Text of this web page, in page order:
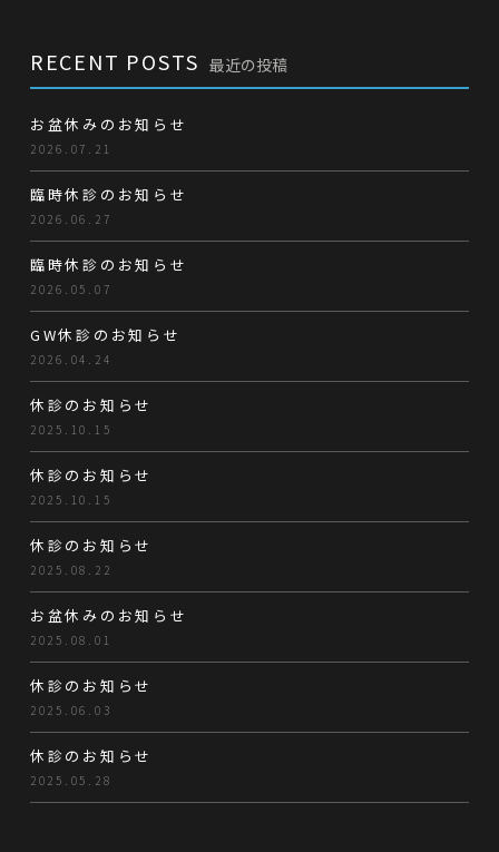
RECENT POSTS 最近の投稿
お盆休みのお知らせ
2026.07.21
臨時休診のお知らせ
2026.06.27
臨時休診のお知らせ
2026.05.07
GW休診のお知らせ
2026.04.24
休診のお知らせ
2025.10.15
休診のお知らせ
2025.10.15
休診のお知らせ
2025.08.22
お盆休みのお知らせ
2025.08.01
休診のお知らせ
2025.06.03
休診のお知らせ
2025.05.28